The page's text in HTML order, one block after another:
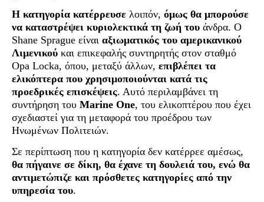
Η κατηγορία κατέρρευσε λοιπόν, όμως θα μπορούσε
να καταστρέψει κυριολεκτικά τη ζωή του άνδρα. Ο
Shane Sprague είναι αξιωματικός του αμερικανικού
Λιμενικού και επικεφαλής συντηρητής στον σταθμό
Opa Locka, όπου, μεταξύ άλλων, επιβλέπει τα
ελικόπτερα που χρησιμοποιούνται κατά τις
προεδρικές επισκέψεις. Αυτό περιλαμβάνει τη
συντήρηση του Marine One, του ελικοπτέρου που έχει
σχεδιαστεί για τη μεταφορά του προέδρου των
Ηνωμένων Πολιτειών.
Σε περίπτωση που η κατηγορία δεν κατέρρεε αμέσως,
θα πήγαινε σε δίκη, θα έχανε τη δουλειά του, ενώ θα
αντιμετώπιζε και πρόσθετες κατηγορίες από την
υπηρεσία του.